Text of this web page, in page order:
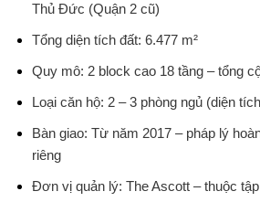
Thủ Đức (Quận 2 cũ)
Tổng diện tích đất: 6.477 m²
Quy mô: 2 block cao 18 tầng – tổng
Loại căn hộ: 2 – 3 phòng ngủ (diện
Bàn giao: Từ năm 2017 – pháp lý
riêng
Đơn vị quản lý: The Ascott – thuộc